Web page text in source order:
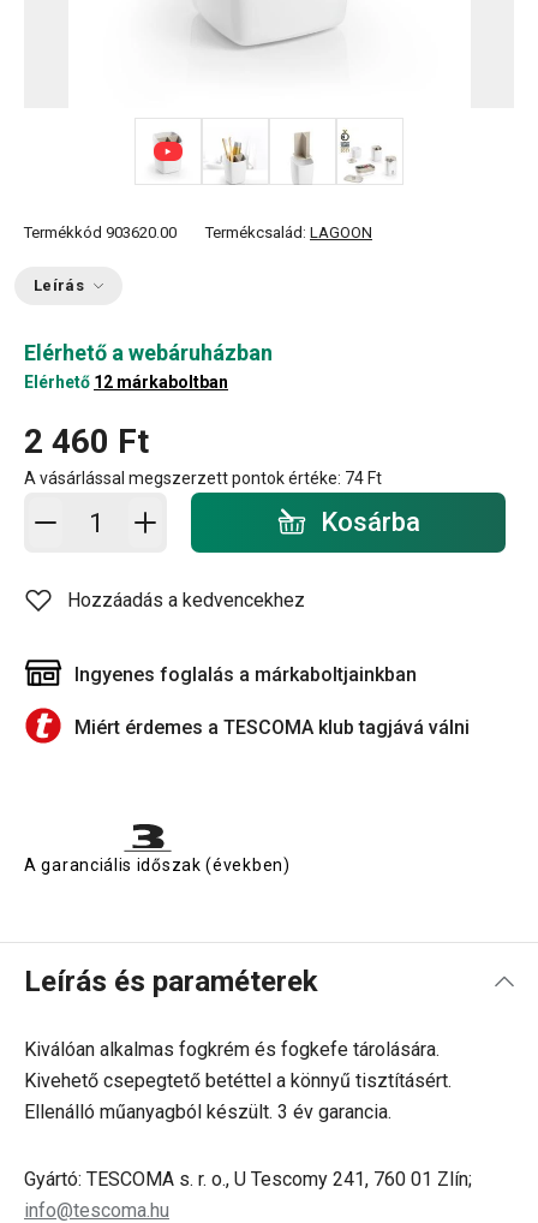
Termékkód 903620.00 Termékcsalád: LAGOON
Leírás
Elérhető a webáruházban
Elérhető 12 márkaboltban
2 460 Ft
A vásárlással megszerzett pontok értéke: 74 Ft
Kosárba - mennyiség Kosárba
Hozzáadás a kedvencekhez
Ingyenes foglalás a márkaboltjainkban
Miért érdemes a TESCOMA klub tagjává válni
A garanciális időszak (években)
Leírás és paraméterek
Kiválóan alkalmas fogkrém és fogkefe tárolására.
Kivehető csepegtető betéttel a könnyű tisztításért.
Ellenálló műanyagból készült. 3 év garancia.
Gyártó: TESCOMA s. r. o., U Tescomy 241, 760 01 Zlín;
info@tescoma.hu